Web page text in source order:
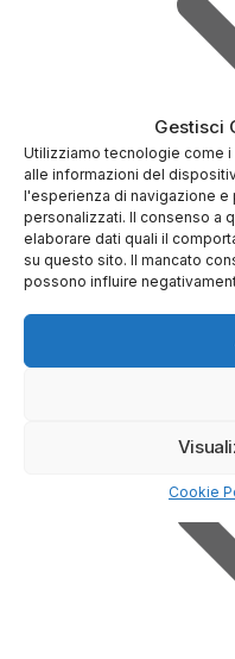
Gestisci
Utilizziamo tecnologie come
alle informazioni del
l'esperienza di navigazione e
personalizzati. Il consenso a
elaborare dati quali il
su questo sito. Il mancato
possono influire
Cookie